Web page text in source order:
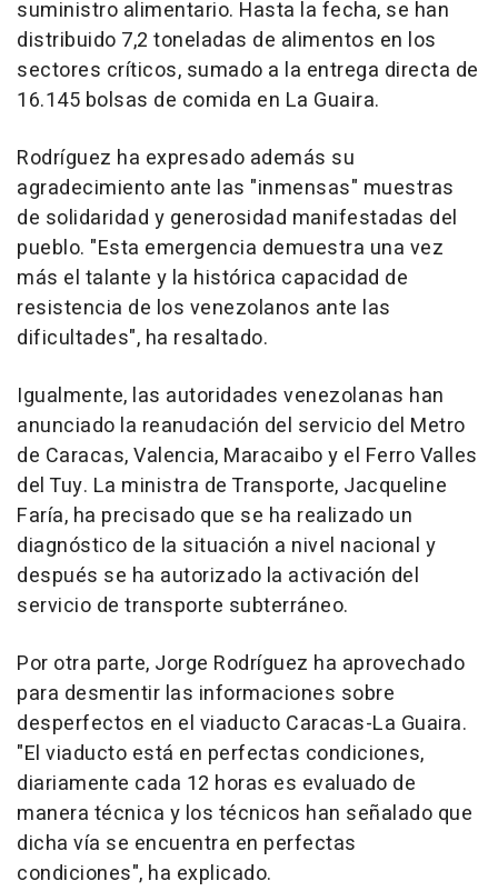
suministro alimentario. Hasta la fecha, se han
distribuido 7,2 toneladas de alimentos en los
sectores críticos, sumado a la entrega directa de
16.145 bolsas de comida en La Guaira.
Rodríguez ha expresado además su
agradecimiento ante las "inmensas" muestras
de solidaridad y generosidad manifestadas del
pueblo. "Esta emergencia demuestra una vez
más el talante y la histórica capacidad de
resistencia de los venezolanos ante las
dificultades", ha resaltado.
Igualmente, las autoridades venezolanas han
anunciado la reanudación del servicio del Metro
de Caracas, Valencia, Maracaibo y el Ferro Valles
del Tuy. La ministra de Transporte, Jacqueline
Faría, ha precisado que se ha realizado un
diagnóstico de la situación a nivel nacional y
después se ha autorizado la activación del
servicio de transporte subterráneo.
Por otra parte, Jorge Rodríguez ha aprovechado
para desmentir las informaciones sobre
desperfectos en el viaducto Caracas-La Guaira.
"El viaducto está en perfectas condiciones,
diariamente cada 12 horas es evaluado de
manera técnica y los técnicos han señalado que
dicha vía se encuentra en perfectas
condiciones", ha explicado.